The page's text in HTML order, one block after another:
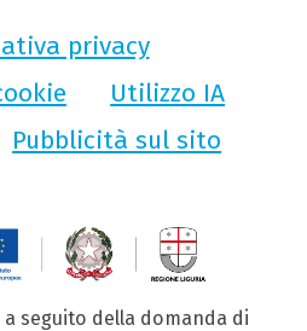
privacy
Utilizzo IA
Pubblicità sul sito
a seguito della domanda di